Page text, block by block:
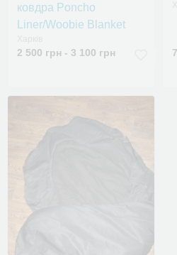
ковдра Poncho
Liner/Woobie Blanket
2 500 грн - 3 100 грн